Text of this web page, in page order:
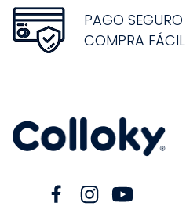
PAGO SEGURO
COMPRA FÁCIL